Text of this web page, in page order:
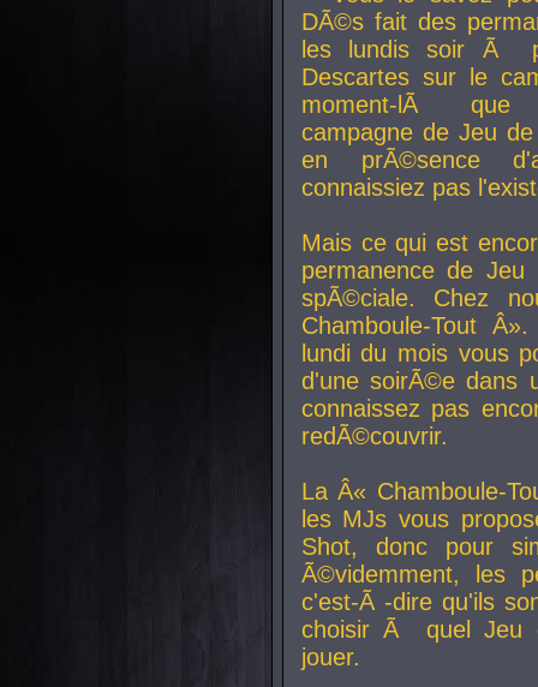
DÃ©s fait des
les lundis soir Ã
Descartes sur le
moment-lÃ que
campagne de Jeu
en prÃ©sence
connaissiez pas
Mais ce qui est
permanence de
spÃ©ciale. Chez
Chamboule-Tout
lundi du mois vous
d'une soirÃ©e dans
connaissez pas
redÃ©couvrir.
La Â« Chamboule-
les MJs vous
Shot, donc pour
Ã©videmment, les
c'est-Ã -dire qu'ils
choisir Ã quel Jeu
jouer.